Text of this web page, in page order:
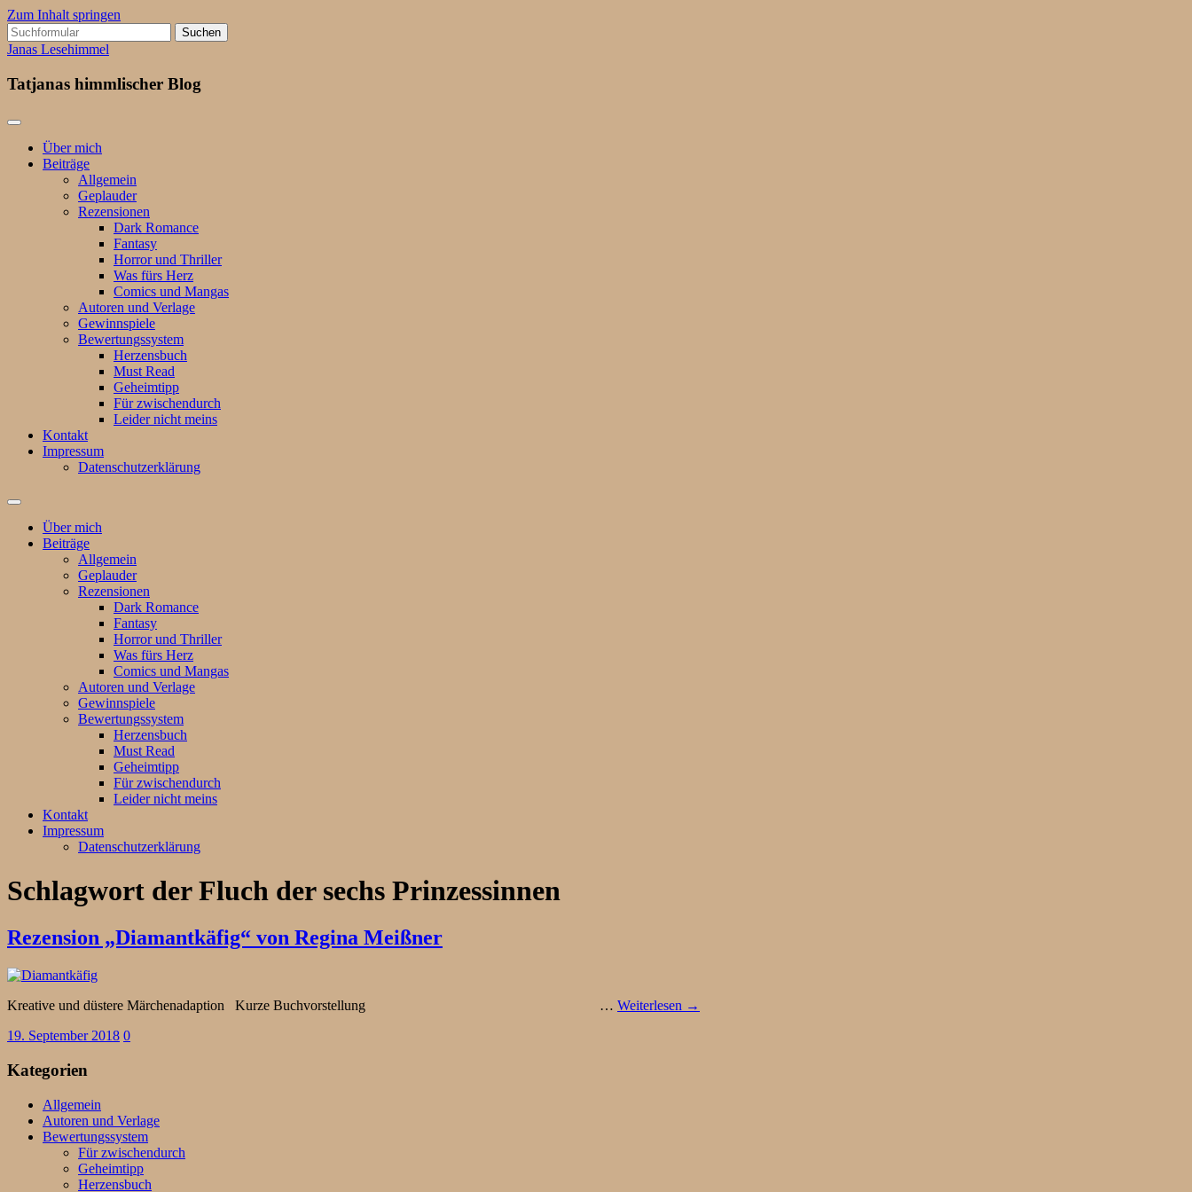
Zum Inhalt springen
Suchen
nach:
Janas Lesehimmel
Tatjanas himmlischer Blog
Über mich
Beiträge
Allgemein
Geplauder
Rezensionen
Dark Romance
Fantasy
Horror und Thriller
Was fürs Herz
Comics und Mangas
Autoren und Verlage
Gewinnspiele
Bewertungssystem
Herzensbuch
Must Read
Geheimtipp
Für zwischendurch
Leider nicht meins
Kontakt
Impressum
Datenschutzerklärung
Suchfeld
ein-/ausblenden
Über mich
Beiträge
Allgemein
Geplauder
Rezensionen
Dark Romance
Fantasy
Horror und Thriller
Was fürs Herz
Comics und Mangas
Autoren und Verlage
Gewinnspiele
Bewertungssystem
Herzensbuch
Must Read
Geheimtipp
Für zwischendurch
Leider nicht meins
Kontakt
Impressum
Datenschutzerklärung
Schlagwort der Fluch der sechs Prinzessinnen
Rezension „Diamantkäfig“ von Regina Meißner
Kreative und düstere Märchenadaption Kurze Buchvorstellung … Weiterlesen →
19. September 2018 0
Kategorien
Allgemein
Autoren und Verlage
Bewertungssystem
Für zwischendurch
Geheimtipp
Herzensbuch